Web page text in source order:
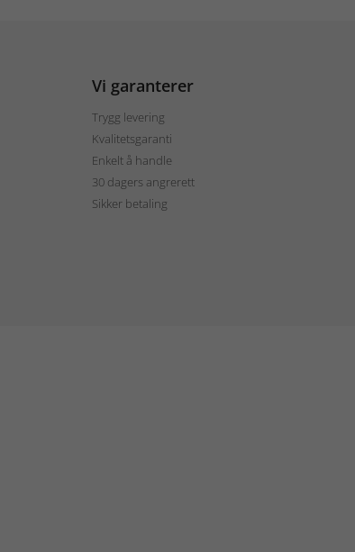
Vi garanterer
Trygg levering
Kvalitetsgaranti
Enkelt å handle
30 dagers angrerett
Sikker betaling